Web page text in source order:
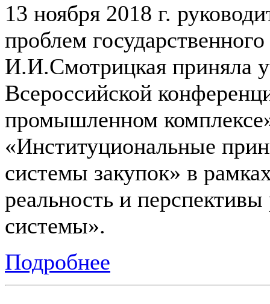
13 ноября 2018 г.
проблем
И.И.Смотрицкая приняла
Всероссийской
промышленном
«Институциональные
системы закупок» в
реальность и
системы».
Подробнее